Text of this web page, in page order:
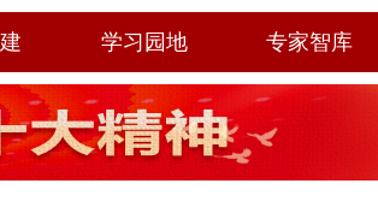
学习园地 专家智库